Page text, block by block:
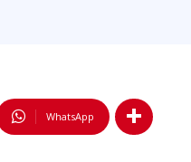
WhatsApp